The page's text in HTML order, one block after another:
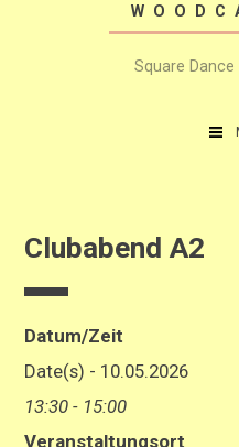
Square
Clubabend A2
Datum/Zeit
Date(s) - 10.05.2026
13:30 - 15:00
Veranstaltungsort